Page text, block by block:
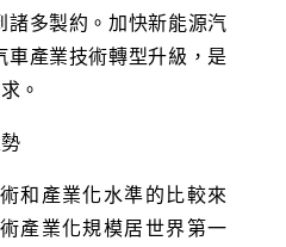
諸多製約。加快新能源汽
車產業技術轉型升級，是
。
和產業化水準的比較來
產業化規模居世界第一